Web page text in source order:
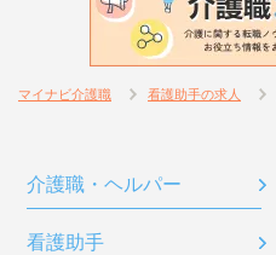
マイナビ介護職 看護助手の求人
介護職・ヘルパー
看護助手